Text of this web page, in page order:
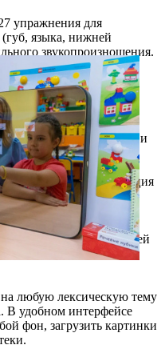
упражнения для
языка, нижней
звукопроизношения.
который
упражнения на
для развития
аппарата.
сопровождением и
проведения
и эффективным
звуков, дифференциация
созданных в
звукопроизношение
[с], [з], [л], [с] с функцией
на любую лексическую тему
В удобном интерфейсе
фон, загрузить картинки